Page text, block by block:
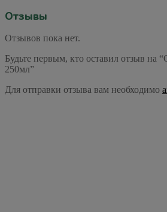
Отзывы
Отзывов пока нет.
Будьте первым, кто оставил отзыв на
250мл”
Для отправки отзыва вам необходимо